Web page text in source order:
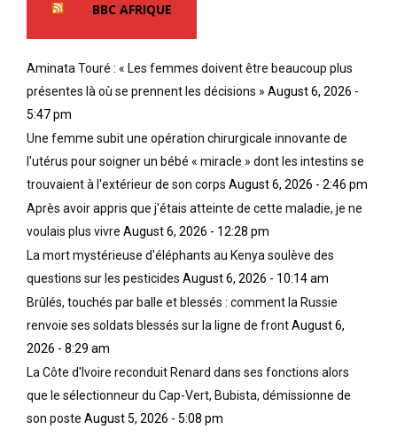
BBC AFRIQUE
Aminata Touré : « Les femmes doivent être beaucoup plus
présentes là où se prennent les décisions » August 6, 2026 -
5:47 pm
Une femme subit une opération chirurgicale innovante de
l'utérus pour soigner un bébé « miracle » dont les intestins se
trouvaient à l'extérieur de son corps August 6, 2026 - 2:46 pm
Après avoir appris que j'étais atteinte de cette maladie, je ne
voulais plus vivre August 6, 2026 - 12:28 pm
La mort mystérieuse d'éléphants au Kenya soulève des
questions sur les pesticides August 6, 2026 - 10:14 am
Brûlés, touchés par balle et blessés : comment la Russie
renvoie ses soldats blessés sur la ligne de frontAugust 6,
2026 - 8:29 am
La Côte d'Ivoire reconduit Renard dans ses fonctions alors
que le sélectionneur du Cap-Vert, Bubista, démissionne de
son poste August 5, 2026 - 5:08 pm